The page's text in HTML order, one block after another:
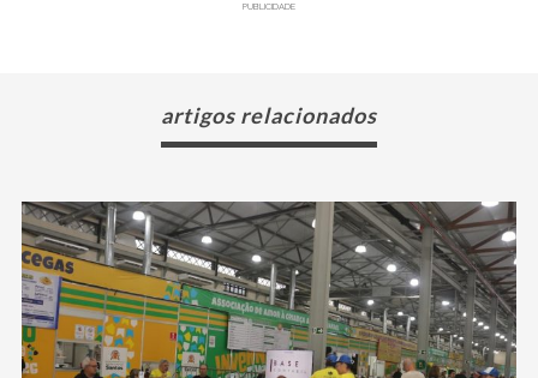
PUBLICIDADE
artigos relacionados